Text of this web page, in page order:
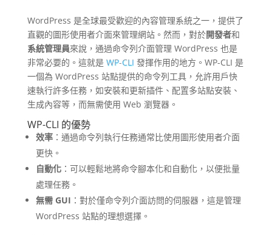
WordPress 是全球最受歡迎的內容管理系統之一，提供了
直觀的圖形使用者介面來管理網站。然而，對於開發者和
系統管理員來說，通過命令列介面管理 WordPress 也是
非常必要的。這就是 WP-CLI 發揮作用的地方。WP-CLI 是
一個為 WordPress 站點提供的命令列工具，允許用戶快
速執行許多任務，如安裝和更新插件、配置多站點安裝、
生成內容等，而無需使用 Web 瀏覽器。
WP-CLI 的優勢
效率：通過命令列執行任務通常比使用圖形使用者介面
更快。
自動化：可以輕鬆地將命令腳本化和自動化，以便批量
處理任務。
無需 GUI ：對於僅命令列介面訪問的伺服器，這是管理
WordPress 站點的理想選擇。